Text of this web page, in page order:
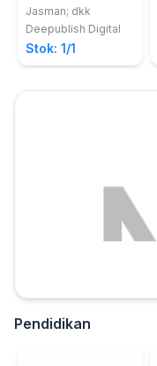
Perencanaan
Wilayah
Destinasi
Jasman; dkk
Deepublish Digital
Stok: 1/1
Pendidikan